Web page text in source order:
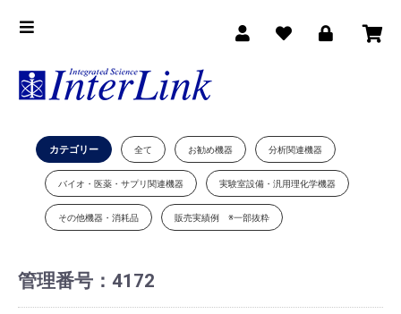
カテゴリー 全て お勧め機器 分析関連機器
バイオ・医薬・サプリ関連機器 実験室設備・汎用理化学機器
その他機器・消耗品 販売実績例 ※一部抜粋
管理番号： 4172